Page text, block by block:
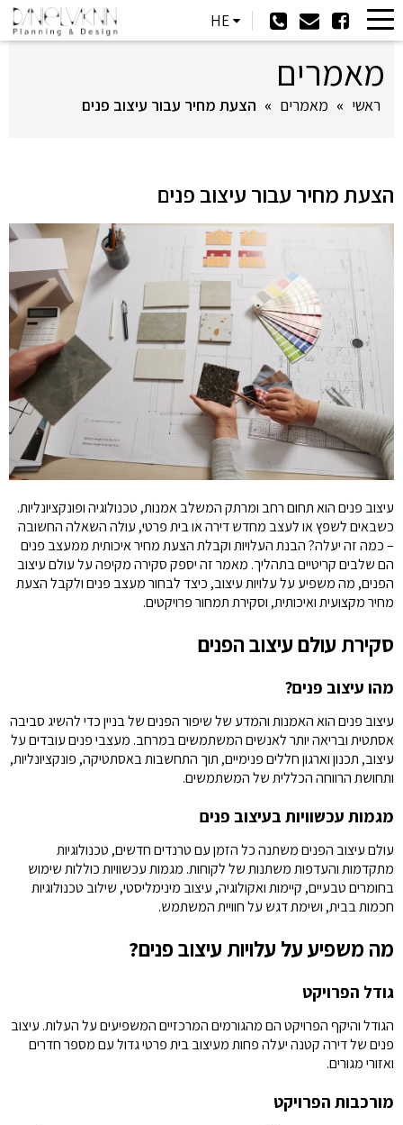
HE
מאמרים
ראשי » מאמרים » הצעת מחיר עבור עיצוב פנים
הצעת מחיר עבור עיצוב פנים
עיצוב פנים הוא תחום רחב ומרתק המשלב אמנות, טכנולוגיה ופונקציונליות.
כשבאים לשפץ או לעצב מחדש דירה או בית פרטי, עולה השאלה החשובה
– כמה זה יעלה? הבנת העלויות וקבלת הצעת מחיר איכותית ממעצב פנים
הם שלבים קריטיים בתהליך. מאמר זה יספק סקירה מקיפה על עולם עיצוב
הפנים, מה משפיע על עלויות עיצוב, כיצד לבחור מעצב פנים ולקבל הצעת
מחיר מקצועית ואיכותית, וסקירת תמחור פרויקטים.
סקירת עולם עיצוב הפנים
מהו עיצוב פנים?
עיצוב פנים הוא האמנות והמדע של שיפור הפנים של בניין כדי להשיג סביבה
אסתטית ובריאה יותר לאנשים המשתמשים במרחב. מעצבי פנים עובדים על
עיצוב, תכנון וארגון חללים פנימיים, תוך התחשבות באסתטיקה, פונקציונליות,
ותחושת הרווחה הכללית של המשתמשים.
מגמות עכשוויות בעיצוב פנים
עולם עיצוב הפנים משתנה כל הזמן עם טרנדים חדשים, טכנולוגיות
מתקדמות והעדפות משתנות של לקוחות. מגמות עכשוויות כוללות שימוש
בחומרים טבעיים, קיימות ואקולוגיה, עיצוב מינימליסטי, שילוב טכנולוגיות
חכמות בבית, ושימת דגש על חוויית המשתמש.
מה משפיע על עלויות עיצוב פנים?
גודל הפרויקט
הגודל והיקף הפרויקט הם מהגורמים המרכזיים המשפיעים על העלות. עיצוב
פנים של דירה קטנה יעלה פחות מעיצוב בית פרטי גדול עם מספר חדרים
ואזורי מגורים.
מורכבות הפרויקט